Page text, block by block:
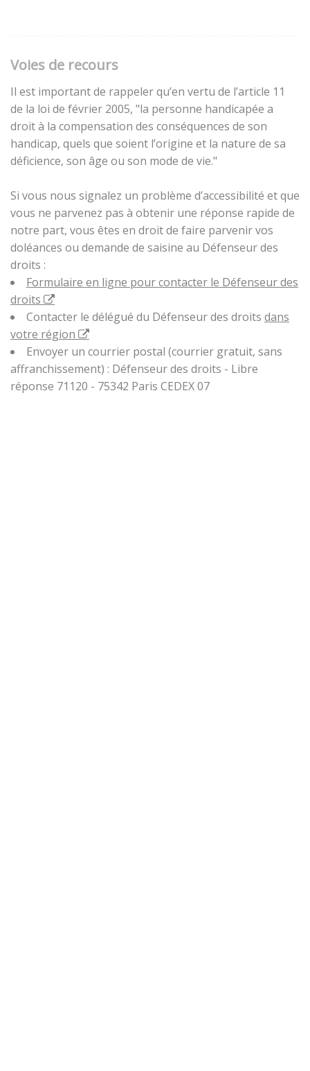
Voies de recours
Il est important de rappeler qu’en vertu de l’article 11
de la loi de février 2005, "la personne handicapée a
droit à la compensation des conséquences de son
handicap, quels que soient l’origine et la nature de sa
déficience, son âge ou son mode de vie."
Si vous nous signalez un problème d’accessibilité et que
vous ne parvenez pas à obtenir une réponse rapide de
notre part, vous êtes en droit de faire parvenir vos
doléances ou demande de saisine au Défenseur des
droits :
Formulaire en ligne pour contacter le Défenseur des
droits
Contacter le délégué du Défenseur des droits dans
votre région
Envoyer un courrier postal (courrier gratuit, sans
affranchissement) : Défenseur des droits - Libre
réponse 71120 - 75342 Paris CEDEX 07